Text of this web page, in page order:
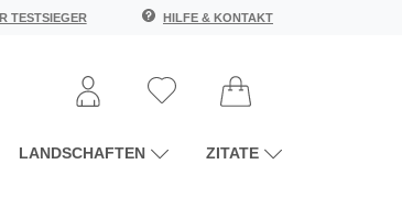
TESTSIEGER HILFE & KONTAKT
LANDSCHAFTEN ZITATE